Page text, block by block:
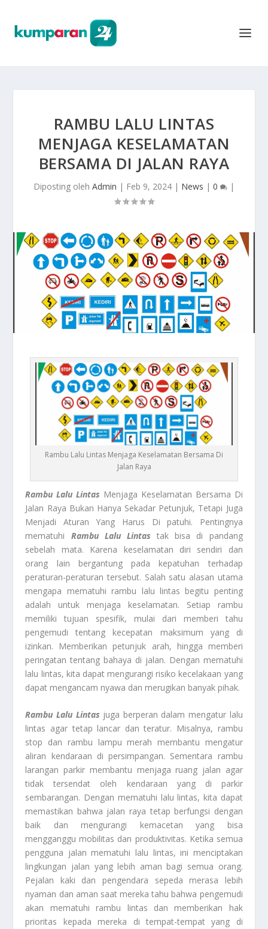
RAMBU LALU LINTAS
MENJAGA KESELAMATAN
BERSAMA DI JALAN RAYA
Diposting oleh Admin | Feb 9, 2024 | News | 0 |
Rambu Lalu Lintas Menjaga Keselamatan Bersama Di
Jalan Raya
Rambu Lalu Lintas Menjaga Keselamatan Bersama Di
Jalan Raya Bukan Hanya Sekadar Petunjuk, Tetapi Juga
Menjadi Aturan Yang Harus Di patuhi. Pentingnya
mematuhi Rambu Lalu Lintas tak bisa di pandang
sebelah mata. Karena keselamatan diri sendiri dan
orang lain bergantung pada kepatuhan terhadap
peraturan-peraturan tersebut. Salah satu alasan utama
mengapa mematuhi rambu lalu lintas begitu penting
adalah untuk menjaga keselamatan. Setiap rambu
memiliki tujuan spesifik, mulai dari memberi tahu
pengemudi tentang kecepatan maksimum yang di
izinkan. Memberikan petunjuk arah, hingga memberi
peringatan tentang bahaya di jalan. Dengan mematuhi
lalu lintas, kita dapat mengurangi risiko kecelakaan yang
dapat mengancam nyawa dan merugikan banyak pihak.
Rambu Lalu Lintas juga berperan dalam mengatur lalu
lintas agar tetap lancar dan teratur. Misalnya, rambu
stop dan rambu lampu merah membantu mengatur
aliran kendaraan di persimpangan. Sementara rambu
larangan parkir membantu menjaga ruang jalan agar
tidak tersendat oleh kendaraan yang di parkir
sembarangan. Dengan mematuhi lalu lintas, kita dapat
memastikan bahwa jalan raya tetap berfungsi dengan
baik dan mengurangi kemacetan yang bisa
mengganggu mobilitas dan produktivitas. Ketika semua
pengguna jalan mematuhi lalu lintas, ini menciptakan
lingkungan jalan yang lebih aman bagi semua orang.
Pejalan kaki dan pengendara sepeda merasa lebih
nyaman dan aman saat mereka tahu bahwa pengemudi
akan mematuhi rambu lintas dan memberikan hak
prioritas kepada mereka di tempat-tempat yang di